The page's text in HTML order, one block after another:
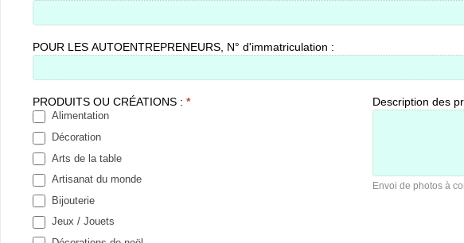
POUR LES AUTOENTREPRENEURS, N° d'immatriculation :
PRODUITS OU CRÉATIONS :*
Alimentation
Décoration
Arts de la table
Artisanat du monde
Bijouterie
Jeux / Jouets
Description des
Envoi de photos à